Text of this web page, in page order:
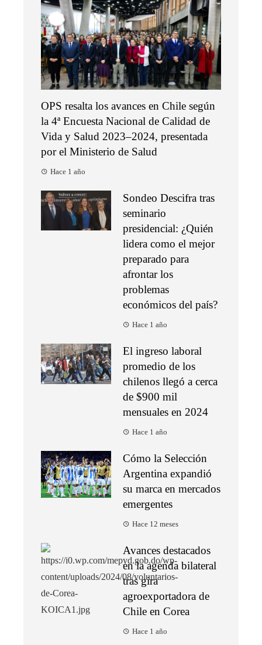
OPS resalta los avances en Chile según
la 4ª Encuesta Nacional de Calidad de
Vida y Salud 2023–2024, presentada
por el Ministerio de Salud
Hace 1 año
Sondeo Descifra tras
seminario
presidencial: ¿Quién
lidera como el mejor
preparado para
afrontar los
problemas
económicos del país?
Hace 1 año
El ingreso laboral
promedio de los
chilenos llegó a cerca
de $900 mil
mensuales en 2024
Hace 1 año
Cómo la Selección
Argentina expandió
su marca en mercados
emergentes
Hace 12 meses
Avances destacados
en la agenda bilateral
tras gira
agroexportadora de
Chile en Corea
Hace 1 año